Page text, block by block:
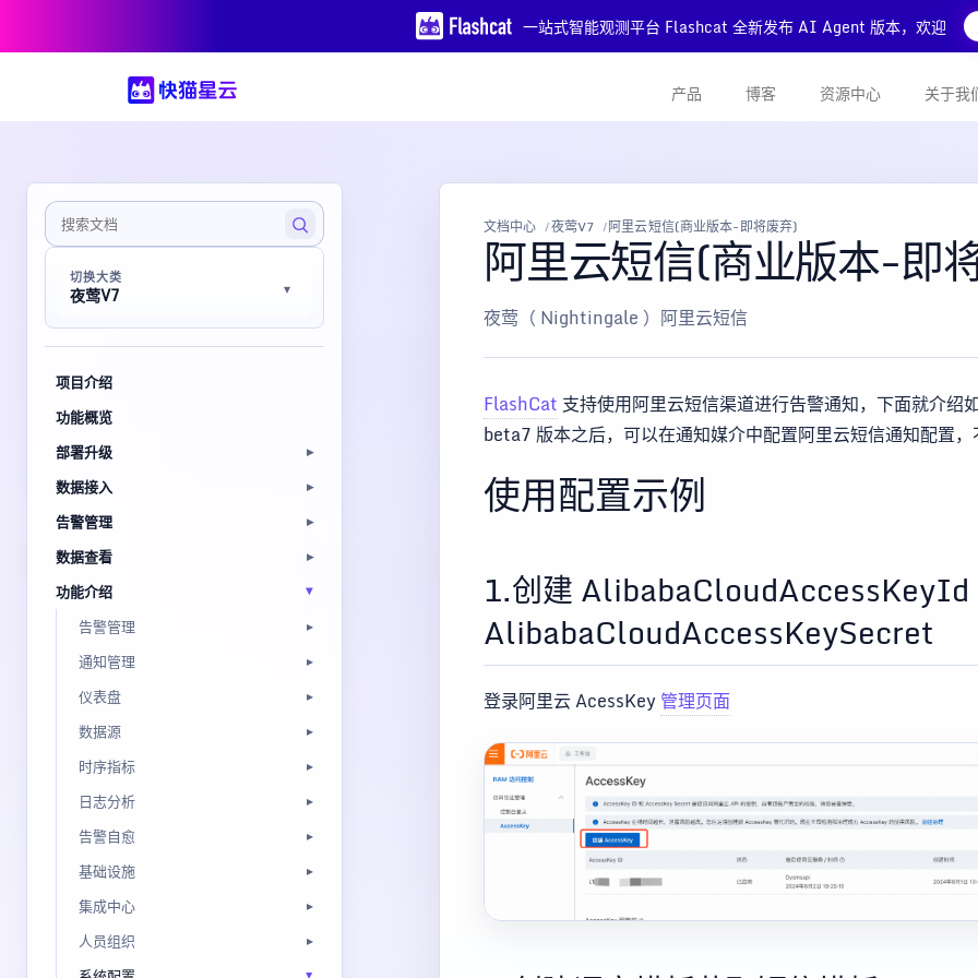
一站式智能观测平台 Flashcat 全新发布 AI Agent 版本，欢迎
产品 博客 资源中心 关于我
切换大类
夜莺V7
项目介绍
功能概览
部署升级
数据接入
告警管理
数据查看
功能介绍
告警管理
通知管理
仪表盘
数据源
时序指标
日志分析
告警自愈
基础设施
集成中心
人员组织
文档中心 夜莺V7 阿里云短信(商业版本-即将废弃)
阿里云短信(商业版本-即
夜莺（ Nightingale ）阿里云短信
FlashCat支持使用阿里云短信渠道进行告警通知，下面就介
beta7 版本之后，可以在通知媒介中配置阿里云短信通知配置
使用配置示例
1.创建
AlibabaCloudAccessKeySecret
登录阿里云 AcessKey管理页面